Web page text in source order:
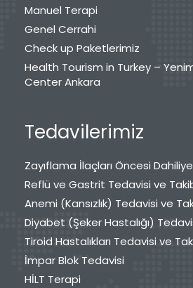
Manuel Terapi
Genel Cerrahi
Check up Paketlerimiz
Health Tourism in Turkey –
Center Ankara
Tedavilerimiz
Zayıflama İlaçları Öncesi
Reflü ve Gastrit Tedavisi ve
Anemi (Kansızlık) Tedavisi ve
Diyabet (Şeker Hastalığı)
Tiroid Hastalıkları Tedavisi ve
İmpar Blok Tedavisi
HİLT Terapi